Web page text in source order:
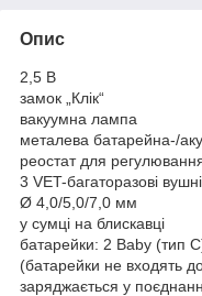
Опис
2,5 B
замок „Клік“
вакуумна лампа
металева батарейна-/
реостат для
3 VET-багаторазові
Ø 4,0/5,0/7,0 мм
у сумці на блискавці
батарейки: 2 Baby (тип
(батарейки не входять
заряджається у